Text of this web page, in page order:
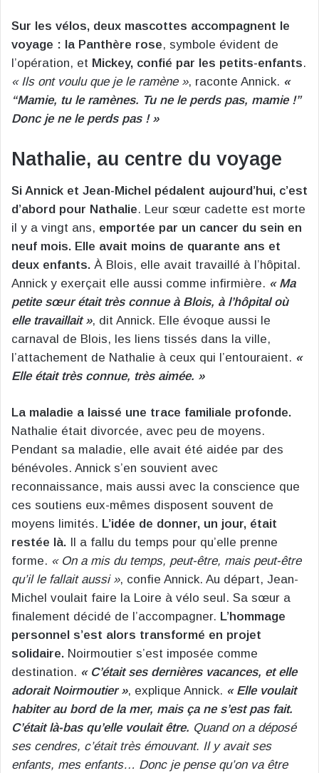
Sur les vélos, deux mascottes accompagnent le
voyage : la Panthère rose, symbole évident de
l’opération, et Mickey, confié par les petits-enfants.
« Ils ont voulu que je le ramène », raconte Annick. «
“Mamie, tu le ramènes. Tu ne le perds pas, mamie !”
Donc je ne le perds pas ! »
Nathalie, au centre du voyage
Si Annick et Jean-Michel pédalent aujourd’hui, c’est
d’abord pour Nathalie. Leur sœur cadette est morte
il y a vingt ans, emportée par un cancer du sein en
neuf mois. Elle avait moins de quarante ans et
deux enfants. À Blois, elle avait travaillé à l’hôpital.
Annick y exerçait elle aussi comme infirmière. « Ma
petite sœur était très connue à Blois, à l’hôpital où
elle travaillait », dit Annick. Elle évoque aussi le
carnaval de Blois, les liens tissés dans la ville,
l’attachement de Nathalie à ceux qui l’entouraient. «
Elle était très connue, très aimée. »
La maladie a laissé une trace familiale profonde.
Nathalie était divorcée, avec peu de moyens.
Pendant sa maladie, elle avait été aidée par des
bénévoles. Annick s’en souvient avec
reconnaissance, mais aussi avec la conscience que
ces soutiens eux-mêmes disposent souvent de
moyens limités. L’idée de donner, un jour, était
restée là. Il a fallu du temps pour qu’elle prenne
forme. « On a mis du temps, peut-être, mais peut-être
qu’il le fallait aussi », confie Annick. Au départ, Jean-
Michel voulait faire la Loire à vélo seul. Sa sœur a
finalement décidé de l’accompagner. L’hommage
personnel s’est alors transformé en projet
solidaire. Noirmoutier s’est imposée comme
destination. « C’était ses dernières vacances, et elle
adorait Noirmoutier », explique Annick. « Elle voulait
habiter au bord de la mer, mais ça ne s’est pas fait.
C’était là-bas qu’elle voulait être. Quand on a déposé
ses cendres, c’était très émouvant. Il y avait ses
enfants, mes enfants… Donc je pense qu’on va être